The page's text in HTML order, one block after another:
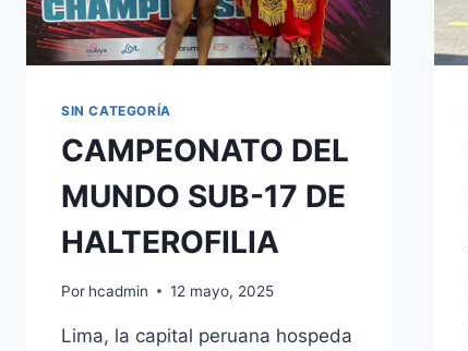
SIN CATEGORÍA
CAMPEONATO DEL
MUNDO SUB-17 DE
HALTEROFILIA
Por hcadmin 12 mayo, 2025
Lima, la capital peruana hospeda